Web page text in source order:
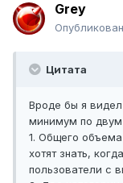
Grey
Цитата
Вроде бы я видел
минимум по
1. Общего
хотят знать,
пользователи с